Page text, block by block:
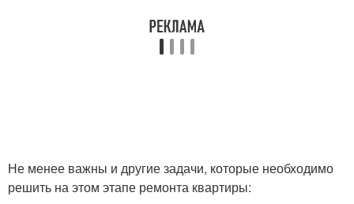
Не менее важны и другие задачи, которые необходимо
решить на этом этапе ремонта квартиры: